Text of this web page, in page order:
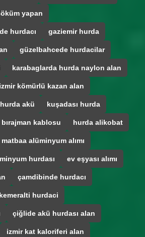
yapan
hurdacı gaziemir hurda
güzelbahcede hurdacilar
karabaglarda hurda naylon alan
izmir kömürlü kazan alan
hurda akü kuşadası hurda
bırajman kablosu hurda alikobat
matbaa alüminyum alımı
hurdası ev eşyası alımı
çamdibinde hurdacı
kemeralti hurdaci
çiğlide akü hurdası alan
izmir kat kaloriferi alan